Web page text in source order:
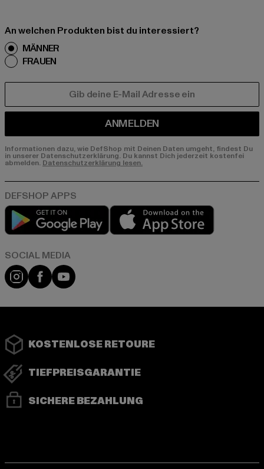
An welchen Produkten bist du interessiert?
MÄNNER
FRAUEN
ANMELDEN
Informationen dazu, wie DefShop mit Deinen Daten umgeht, findest Du
in unserer Datenschutzerklärung. Du kannst Dich jederzeit kostenfei
abmelden. Datenschutzerklärung lesen.
Play market
Instagram
FacebookYouTube
KOSTENLOSE RETOURE
TIEFPREISGARANTIE
SICHERE BEZAHLUNG